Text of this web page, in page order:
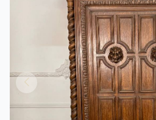
ЭКСКУРСИИ
РЕСТАВРАЦИЯ
КУРСЫ ПО РЕСТАВРАЦИИ
КОНТАКТЫ